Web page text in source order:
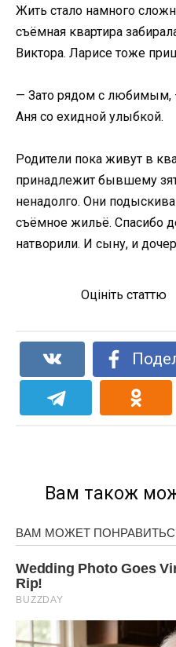
Жить стало намного
съёмная квартира
Виктора. Ларисе тоже
— Зато рядом с любимым,
Аня со ехидной улыбкой.
Родители пока живут в
принадлежит бывшему
ненадолго. Они
съёмное жильё. Спасибо
натворили. И сыну, и
Оцініть статтю
Вам також